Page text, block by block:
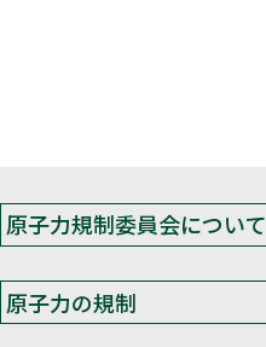
原子力規制委員会について
原子力の規制